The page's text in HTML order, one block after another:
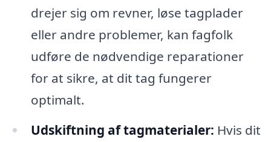
drejer sig om revner, løse tagplader
eller andre problemer, kan fagfolk
udføre de nødvendige reparationer
for at sikre, at dit tag fungerer
optimalt.
Udskiftning af tagmaterialer: Hvis dit